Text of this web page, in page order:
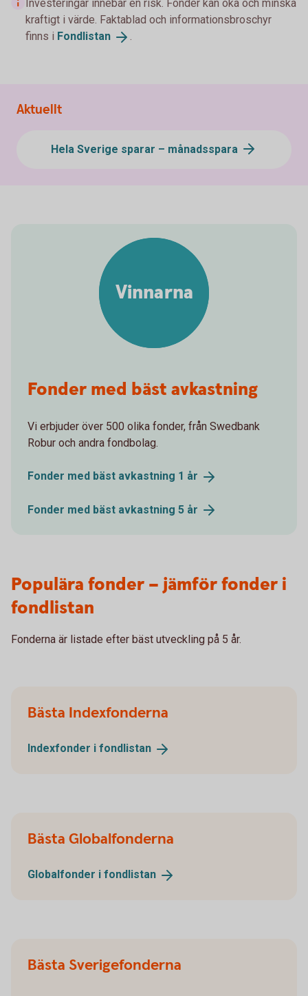
Investeringar innebär en risk. Fonder kan öka och minska
kraftigt i värde. Faktablad och informationsbroschyr
finns i Fondlistan .
Aktuellt
Hela Sverige sparar – månadsspara
Fonder med bäst avkastning
Vi erbjuder över 500 olika fonder, från Swedbank
Robur och andra fondbolag.
Fonder med bäst avkastning 1 år
Fonder med bäst avkastning 5 år
Vinnarna
Populära fonder – jämför fonder i
fondlistan
Fonderna är listade efter bäst utveckling på 5 år.
Bästa Indexfonderna
Indexfonder i fondlistan
Bästa Globalfonderna
Globalfonder i fondlistan
Bästa Sverigefonderna